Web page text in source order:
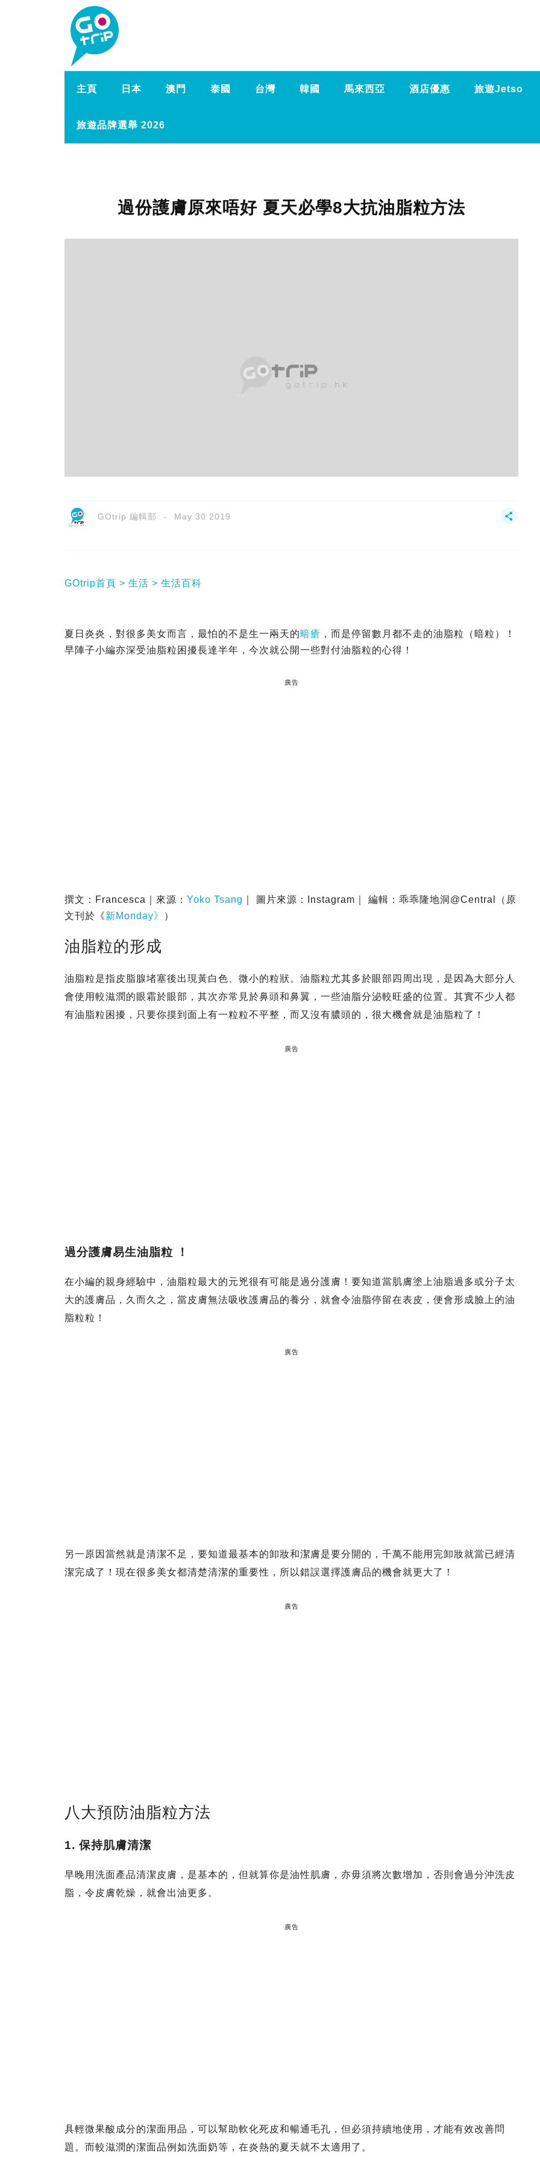
主頁 日本 澳門 泰國 台灣 韓國 馬來西亞 酒店優惠 旅遊Jetso
旅遊品牌選舉 2026
過份護膚原來唔好 夏天必學8大抗油脂粒方法
GOtrip 編輯部 May 30 2019
GOtrip首頁 生活 生活百科
夏日炎炎，對很多美女而言，最怕的不是生一兩天的暗瘡 ，而是停留數月都不走的油脂粒（暗粒）！
早陣子小編亦深受油脂粒困擾長達半年，今次就公開一些對付油脂粒的心得！
廣告
撰文：Francesca｜來源： Yoko Tsang
｜ 圖片來源：Instagram｜ 編輯：乖乖隆地洞@Central（原
文刊於《新Monday》 ）
油脂粒的形成
油脂粒是指皮脂腺堵塞後出現黃白色、微小的粒狀。油脂粒尤其多於眼部四周出現，是因為大部分人
會使用較滋潤的眼霜於眼部，其次亦常見於鼻頭和鼻翼，一些油脂分泌較旺盛的位置。其實不少人都
有油脂粒困擾，只要你摸到面上有一粒粒不平整，而又沒有膿頭的，很大機會就是油脂粒了！
廣告
過分護膚易生油脂粒 ！
在小編的親身經驗中，油脂粒最大的元兇很有可能是過分護膚！要知道當肌膚塗上油脂過多或分子太
大的護膚品，久而久之，當皮膚無法吸收護膚品的養分，就會令油脂停留在表皮，便會形成臉上的油
脂粒粒！
廣告
另一原因當然就是清潔不足，要知道最基本的卸妝和潔膚是要分開的，千萬不能用完卸妝就當已經清
潔完成了！現在很多美女都清楚清潔的重要性，所以錯誤選擇護膚品的機會就更大了！
廣告
八大預防油脂粒方法
1. 保持肌膚清潔
早晚用洗面產品清潔皮膚，是基本的，但就算你是油性肌膚，亦毋須將次數增加，否則會過分沖洗皮
脂，令皮膚乾燥，就會出油更多。
廣告
具輕微果酸成分的潔面用品，可以幫助軟化死皮和暢通毛孔，但必須持續地使用，才能有效改善問
題。而較滋潤的潔面品例如洗面奶等，在炎熱的夏天就不太適用了。